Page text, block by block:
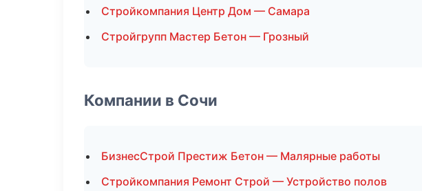
Стройкомпания Центр Дом — Самара
Стройгрупп Мастер Бетон — Грозный
Компании в Сочи
БизнесСтрой Престиж Бетон — Малярные работы
Стройкомпания Ремонт Строй — Устройство полов